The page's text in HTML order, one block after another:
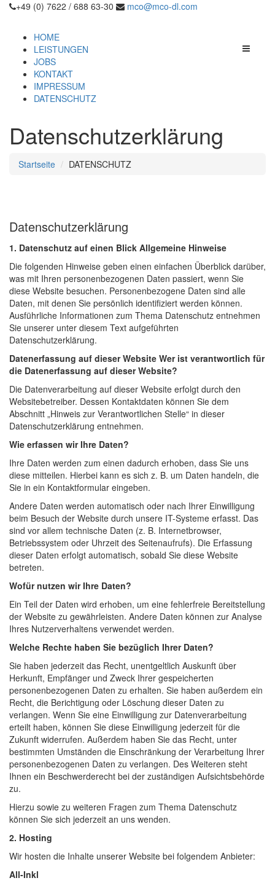
+49 (0) 7622 / 688 63-30 mco@mco-dl.com
HOME
LEISTUNGEN
JOBS
KONTAKT
IMPRESSUM
DATENSCHUTZ
Datenschutzerklärung
Startseite DATENSCHUTZ
Datenschutzerklärung
1. Datenschutz auf einen Blick Allgemeine Hinweise
Die folgenden Hinweise geben einen einfachen Überblick darüber,
was mit Ihren personenbezogenen Daten passiert, wenn Sie
diese Website besuchen. Personenbezogene Daten sind alle
Daten, mit denen Sie persönlich identifiziert werden können.
Ausführliche Informationen zum Thema Datenschutz entnehmen
Sie unserer unter diesem Text aufgeführten
Datenschutzerklärung.
Datenerfassung auf dieser Website Wer ist verantwortlich für
die Datenerfassung auf dieser Website?
Die Datenverarbeitung auf dieser Website erfolgt durch den
Websitebetreiber. Dessen Kontaktdaten können Sie dem
Abschnitt „Hinweis zur Verantwortlichen Stelle“ in dieser
Datenschutzerklärung entnehmen.
Wie erfassen wir Ihre Daten?
Ihre Daten werden zum einen dadurch erhoben, dass Sie uns
diese mitteilen. Hierbei kann es sich z. B. um Daten handeln, die
Sie in ein Kontaktformular eingeben.
Andere Daten werden automatisch oder nach Ihrer Einwilligung
beim Besuch der Website durch unsere IT-Systeme erfasst. Das
sind vor allem technische Daten (z. B. Internetbrowser,
Betriebssystem oder Uhrzeit des Seitenaufrufs). Die Erfassung
dieser Daten erfolgt automatisch, sobald Sie diese Website
betreten.
Wofür nutzen wir Ihre Daten?
Ein Teil der Daten wird erhoben, um eine fehlerfreie Bereitstellung
der Website zu gewährleisten. Andere Daten können zur Analyse
Ihres Nutzerverhaltens verwendet werden.
Welche Rechte haben Sie bezüglich Ihrer Daten?
Sie haben jederzeit das Recht, unentgeltlich Auskunft über
Herkunft, Empfänger und Zweck Ihrer gespeicherten
personenbezogenen Daten zu erhalten. Sie haben außerdem ein
Recht, die Berichtigung oder Löschung dieser Daten zu
verlangen. Wenn Sie eine Einwilligung zur Datenverarbeitung
erteilt haben, können Sie diese Einwilligung jederzeit für die
Zukunft widerrufen. Außerdem haben Sie das Recht, unter
bestimmten Umständen die Einschränkung der Verarbeitung Ihrer
personenbezogenen Daten zu verlangen. Des Weiteren steht
Ihnen ein Beschwerderecht bei der zuständigen Aufsichtsbehörde
zu.
Hierzu sowie zu weiteren Fragen zum Thema Datenschutz
können Sie sich jederzeit an uns wenden.
2. Hosting
Wir hosten die Inhalte unserer Website bei folgendem Anbieter:
All-Inkl